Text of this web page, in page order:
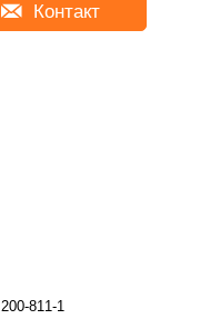
Контакт
200-811-1